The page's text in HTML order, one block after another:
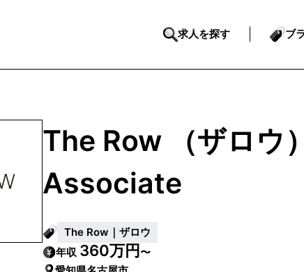
求人を探す ブ
The Row （ザロウ
Associate
The Row｜ザロウ
年収 360万円〜